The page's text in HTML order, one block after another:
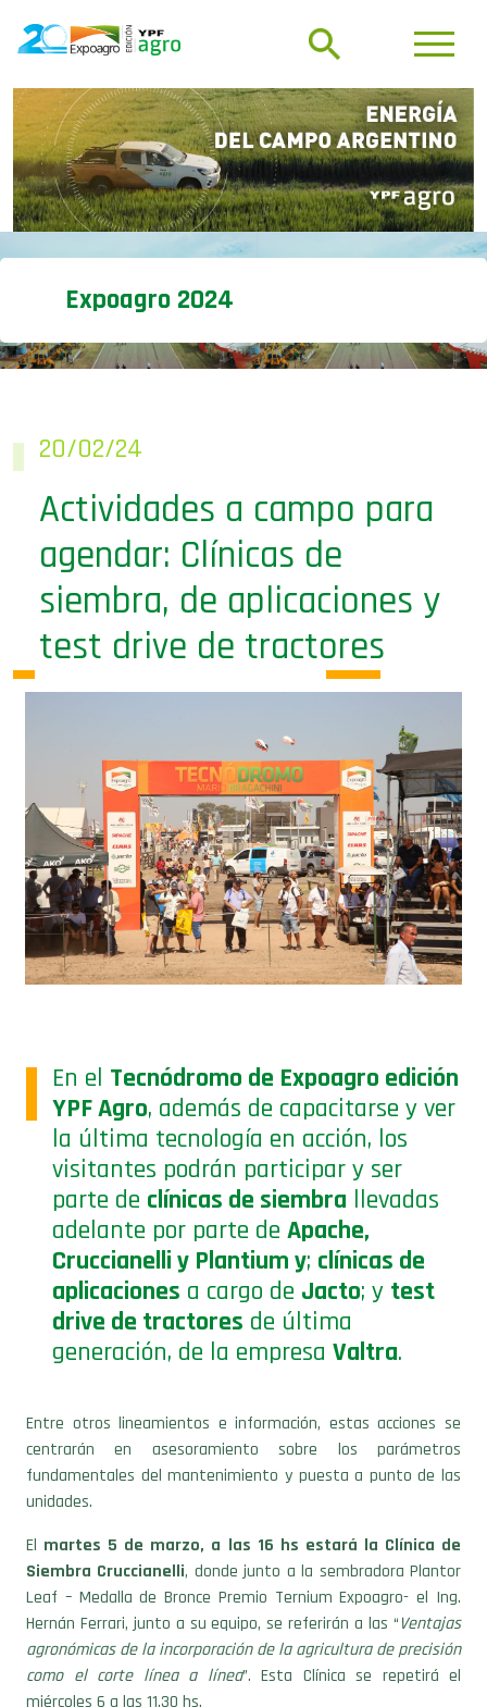
Expoagro 2024
20/02/24
Actividades a campo para
agendar: Clínicas de
siembra, de aplicaciones y
test drive de tractores
En el Tecnódromo de Expoagro edición
YPF Agro, además de capacitarse y ver
la última tecnología en acción, los
visitantes podrán participar y ser
parte de clínicas de siembra llevadas
adelante por parte de Apache,
Cruccianelli y Plantium y; clínicas de
aplicaciones a cargo de Jacto; y test
drive de tractores de última
generación, de la empresa Valtra.
Entre otros lineamientos e información, estas acciones se
centrarán en asesoramiento sobre los parámetros
fundamentales del mantenimiento y puesta a punto de las
unidades.
El martes 5 de marzo, a las 16 hs estará la Clínica de
Siembra Cruccianelli, donde junto a la sembradora Plantor
Leaf – Medalla de Bronce Premio Ternium Expoagro- el Ing.
Hernán Ferrari, junto a su equipo, se referirán a las “Ventajas
agronómicas de la incorporación de la agricultura de precisión
como el corte línea a línea”. Esta Clínica se repetirá el
miércoles 6 a las 11.30 hs.